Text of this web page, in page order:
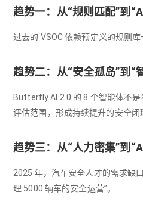
趋势一：从“规则匹配”到
过去的 VSOC 依赖预定义的规则
趋势二：从“安全孤岛”到“
Butterfly AI 2.0 的 8 个智能体不
评估范围，形成持续提升的安全闭
趋势三：从“人力密集”到
2025 年，汽车安全人才的需求缺
理 5000 辆车的安全运营”。